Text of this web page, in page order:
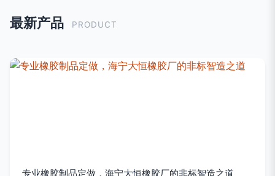
最新产品 PRODUCT
专业橡胶制品定做，海宁大恒橡胶厂的非标智造之道